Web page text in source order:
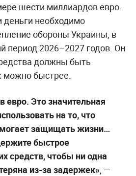
шести миллиардов евро.
деньги необходимо
обороны Украины, в
период 2026–2027 годов. Он
должны быть
можно быстрее.
евро. Это значительная
на то, что
защищать жизни…
быстрое
средств, чтобы ни одна
из-за задержек», —